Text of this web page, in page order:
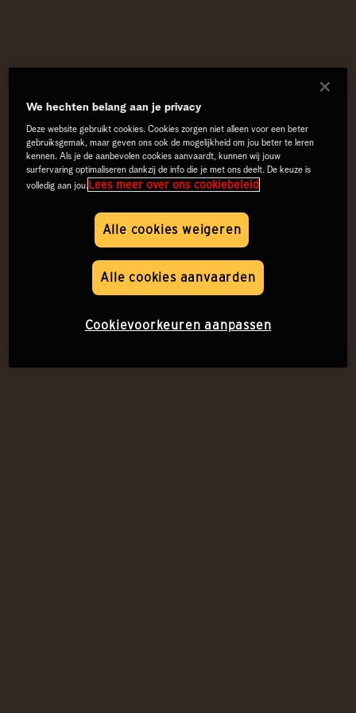
We hechten belang aan je privacy
Deze website gebruikt cookies. Cookies zorgen niet alleen voor een beter
gebruiksgemak, maar geven ons ook de mogelijkheid om jou beter te leren
kennen. Als je de aanbevolen cookies aanvaardt, kunnen wij jouw
surfervaring optimaliseren dankzij de info die je met ons deelt. De keuze is
volledig aan jou.Lees meer over ons cookiebeleid
Alle cookies weigeren
Alle cookies aanvaarden
Cookievoorkeuren aanpassen